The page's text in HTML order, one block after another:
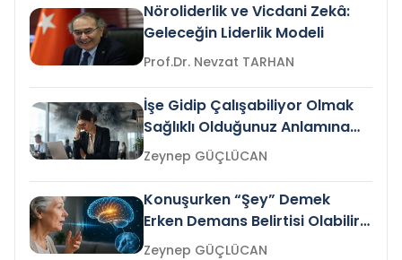
Nöroliderlik ve Vicdani Zekâ:
Geleceğin Liderlik Modeli
Prof.Dr. Nevzat TARHAN
İşe Gidip Çalışabiliyor Olmak
Sağlıklı Olduğunuz Anlamına
Gelir mi?Zeynep GÜÇLÜCAN
Konuşurken “Şey” Demek
Erken Demans Belirtisi Olabilir
mi?
Zeynep GÜÇLÜCAN